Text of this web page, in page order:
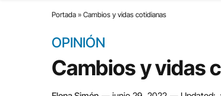
Portada » Cambios y vidas cotidianas
OPINIÓN
Cambios y vidas